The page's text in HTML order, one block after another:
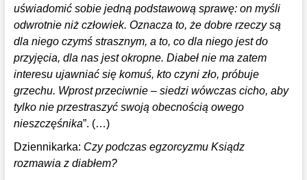
uświadomić sobie jedną podstawową sprawę: on myśli
odwrotnie niż człowiek. Oznacza to, że dobre rzeczy są
dla niego czymś strasznym, a to, co dla niego jest do
przyjęcia, dla nas jest okropne. Diabeł nie ma zatem
interesu ujawniać się komuś, kto czyni zło, próbuje
grzechu. Wprost przeciwnie – siedzi wówczas cicho, aby
tylko nie przestraszyć swoją obecnością owego
nieszczęśnika”. (…)
Dziennikarka: Czy podczas egzorcyzmu Ksiądz
rozmawia z diabłem?